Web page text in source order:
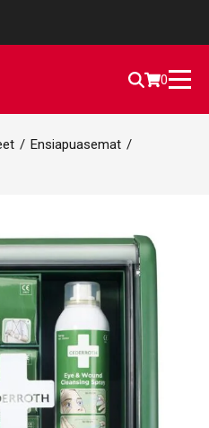
0
/ Ensiapuasemat /